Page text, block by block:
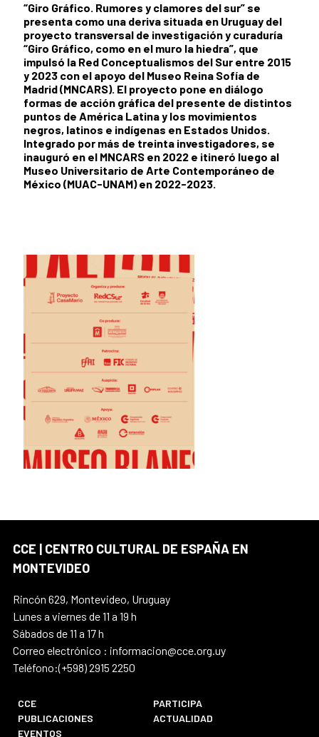
“Giro Gráfico. Rumores y clamores del sur” se
presenta como una deriva situada en Uruguay del
proyecto transversal de investigación y curaduría
“Giro Gráfico, como en el muro la hiedra”, que
impulsó la Red Conceptualismos del Sur entre 2015
y 2023 con el apoyo del Museo Reina Sofía de
Madrid (MNCARS). El proyecto pone en diálogo
formas de acción gráfica del presente de distintos
puntos de América Latina y los movimientos
negros, latinos e indígenas en Estados Unidos.
Integrado por más de treinta investigadores, se
inauguró en el MNCARS en 2022 e itineró luego al
Museo Universitario de Arte Contemporáneo de
México (MUAC-UNAM) en 2022-2023.
CCE | CENTRO CULTURAL DE ESPAÑA EN
MONTEVIDEO
Rincón 629, Montevideo, Uruguay
Lunes a viernes de 11 a 19 h
Sábados de 11 a 17 h
Correo electrónico : informacion@cce.org.uy
Teléfono:(+598) 2915 2250
CCE
PARTICIPA
PUBLICACIONES
ACTUALIDAD
EVENTOS